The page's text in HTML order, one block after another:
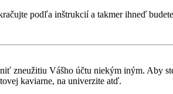
podľa inštrukcií a takmer ihneď
zneužitiu Vášho účtu niekým iným. Aby
kaviarne, na univerzite atď.